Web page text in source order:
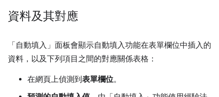
資料及其對應
「自動填入」 面板會顯示自動填入功能在表單欄位中插入的
資料，以及下列項目之間的對應關係表格：
在網頁上偵測到表單欄位。